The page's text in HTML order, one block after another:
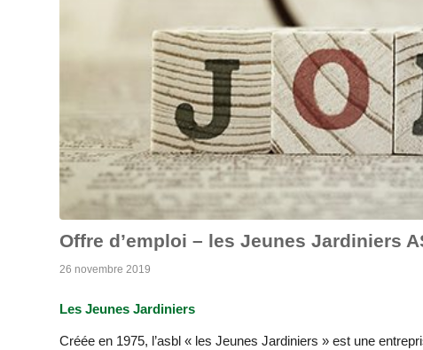
Offre d’emploi – les Jeunes Jardiniers
26 novembre 2019
Les Jeunes Jardiniers
Créée en 1975, l’asbl « les Jeunes Jardiniers » est une